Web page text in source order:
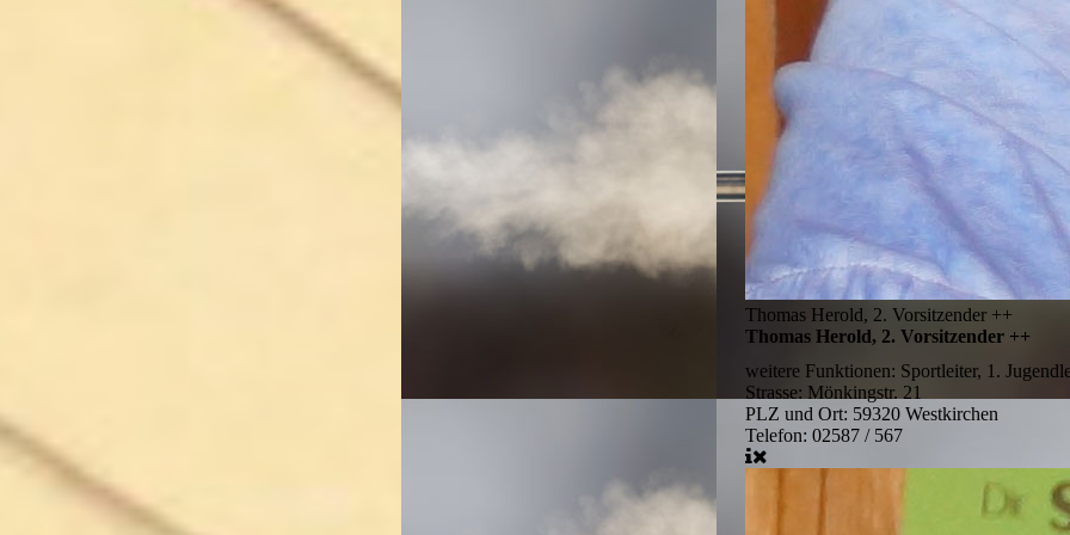
Thomas Herold, 2. Vorsitzender ++
Thomas Herold, 2. Vorsitzender ++
weitere Funktionen: Sportleiter, 1.
Strasse: Mönkingstr. 21
PLZ und Ort: 59320 Westkirchen
Telefon: 02587 / 567